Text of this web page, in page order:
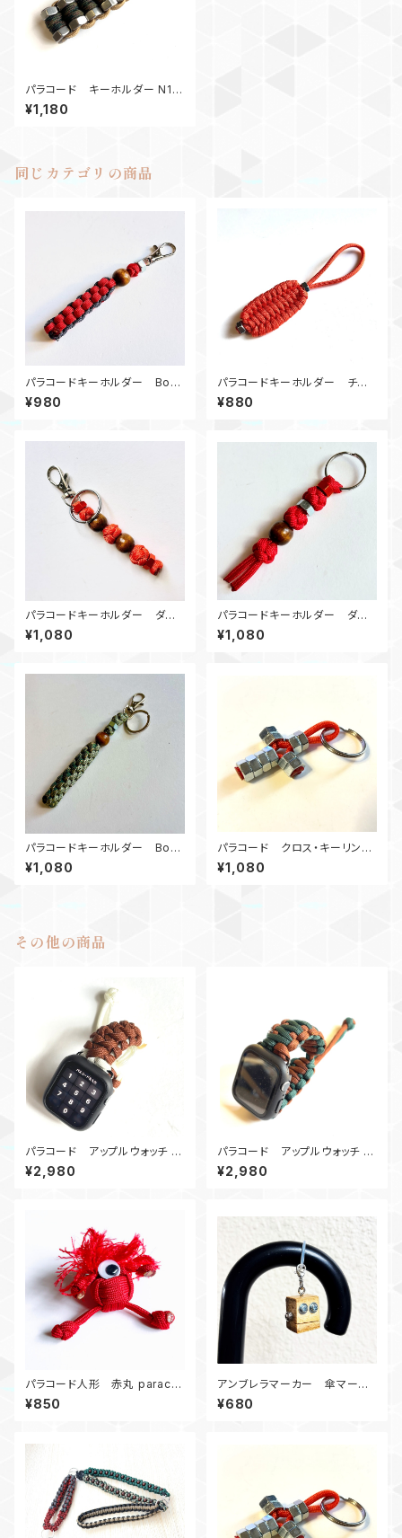
パラコード キーホルダー N10_
WcK
¥1,180
同じカテゴリの商品
パラコードキーホルダー Box_
ウッドビーズ_M6_ 赤ネイビー
¥980
パラコードキーホルダー チャ
ーム トリロバイトN2 オレン
ジ
¥880
パラコードキーホルダー ダイ
ヤモンド_ウッドビーズ2_Rナット
2_オレンジ
¥1,080
パラコードキーホルダー ダイ
ヤモンド_ウッドビーズ_Rナット_
赤
¥1,080
パラコードキーホルダー Box_
ウッドビーズ_M6_ デジタルカ
モ、カモ180
¥1,080
パラコード クロス・キーリン
グ M6ナット十字架 オレンジ
¥1,080
その他の商品
パラコード アップルウォッチ バ
ンド44_Hummingbird＿BW
¥2,980
パラコード アップルウォッチ バ
ンド44_KC_GR
¥2,980
パラコード人形 赤丸 paracor
d
¥850
アンブレラマーカー 傘マーカ
ー ロボット030726
¥680